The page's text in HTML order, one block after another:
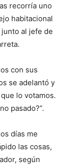
recorría uno
habitacional
al jefe de
con sus
se adelantó y
lo votamos.
pasado?”.
días me
las cosas,
según